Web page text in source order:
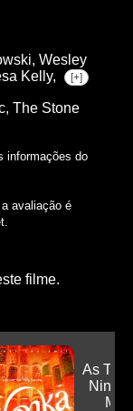
Wesley
Kelly, [+]
The Stone
informações do
avaliação é
filme.
As
Ninja: